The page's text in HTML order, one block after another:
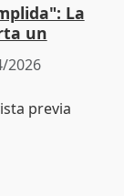
La
un
2026